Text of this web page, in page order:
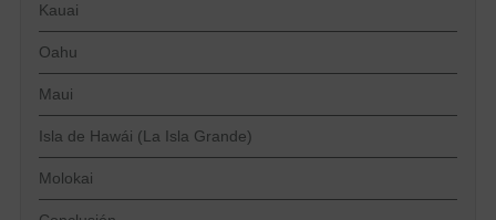
Kauai
Oahu
Maui
Isla de Hawái (La Isla Grande)
Molokai